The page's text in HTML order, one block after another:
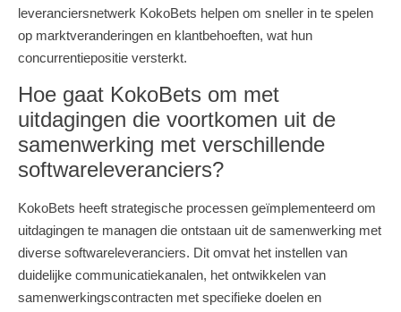
leveranciersnetwerk KokoBets helpen om sneller in te spelen
op marktveranderingen en klantbehoeften, wat hun
concurrentiepositie versterkt.
Hoe gaat KokoBets om met
uitdagingen die voortkomen uit de
samenwerking met verschillende
softwareleveranciers?
KokoBets heeft strategische processen geïmplementeerd om
uitdagingen te managen die ontstaan uit de samenwerking met
diverse softwareleveranciers. Dit omvat het instellen van
duidelijke communicatiekanalen, het ontwikkelen van
samenwerkingscontracten met specifieke doelen en